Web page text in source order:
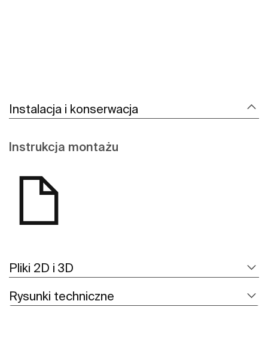
Instalacja i konserwacja
Instrukcja montażu
Pliki 2D i 3D
Rysunki techniczne